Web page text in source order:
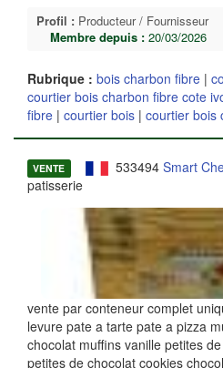
Profil : Producteur / Fournisseur
Membre depuis : 20/03/2026
Rubrique : bois charbon fibre |
courtier bois charbon fibre cote
fibre | courtier bois | courtier bois
VENTE 533494 Smart
patisserie
vente par conteneur complet
levure pate a tarte pate a pizza
chocolat muffins vanille petites
petites de chocolat cookies